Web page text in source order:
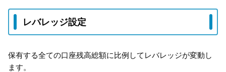
レバレッジ設定
保有する全ての口座残高総額に比例してレバレッジが変動し
ます。